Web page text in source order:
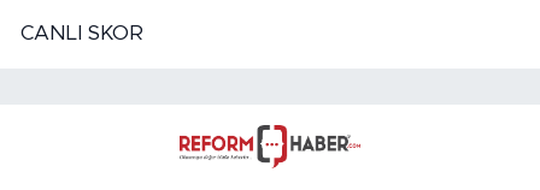
CANLI SKOR